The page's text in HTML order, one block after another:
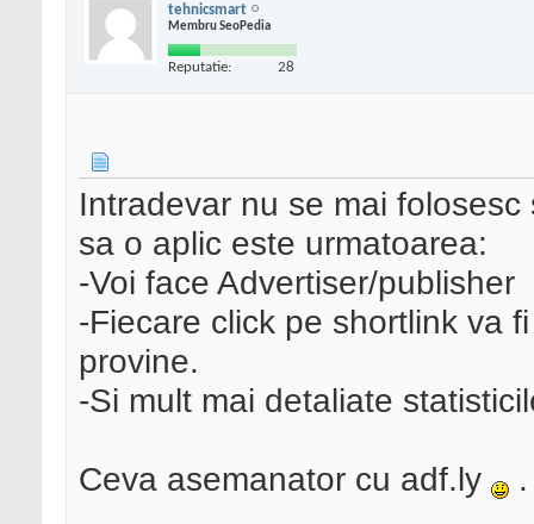
tehnicsmart
Membru SeoPedia
Reputatie: 28
Intradevar nu se mai
sa o aplic este urmatoarea:
-Voi face Advertiser/publisher
-Fiecare click pe shortlink va
provine.
-Si mult mai detaliate
Ceva asemanator cu adf.ly .